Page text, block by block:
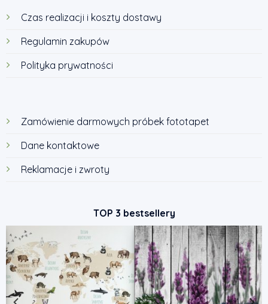
Czas realizacji i koszty dostawy
Regulamin zakupów
Polityka prywatności
Zamówienie darmowych próbek fototapet
Dane kontaktowe
Reklamacje i zwroty
TOP 3 bestsellery